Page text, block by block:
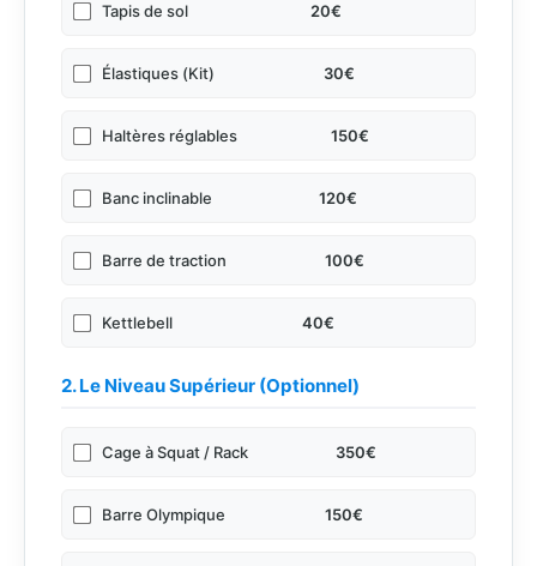
Tapis de sol 20€
Élastiques (Kit) 30€
Haltères réglables 150€
Banc inclinable 120€
Barre de traction 100€
Kettlebell 40€
2. Le Niveau Supérieur (Optionnel)
Cage à Squat / Rack 350€
Barre Olympique 150€